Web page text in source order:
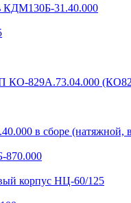
КДМ130Б-31.40.000
КО-829А.73.04.000
в сборе (натяжной,
870.000
корпус НЦ-60/125